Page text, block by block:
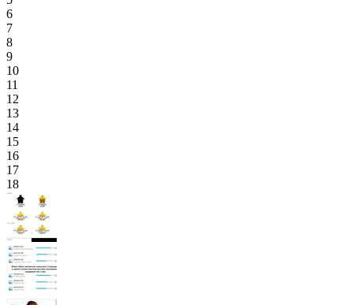
6
7
8
9
10
11
12
13
14
15
16
17
18